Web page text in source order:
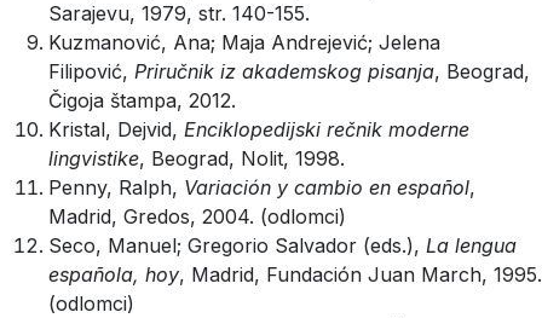
Sarajevu, 1979, str. 140-155.
Kuzmanović, Ana; Maja Andrejević; Jelena
Filipović, Priručnik iz akademskog pisanja, Beograd,
Čigoja štampa, 2012.
Kristal, Dejvid, Enciklopedijski rečnik moderne
lingvistike, Beograd, Nolit, 1998.
Penny, Ralph, Variación y cambio en español,
Madrid, Gredos, 2004. (odlomci)
Seco, Manuel; Gregorio Salvador (eds.), La lengua
española, hoy, Madrid, Fundación Juan March, 1995.
(odlomci)